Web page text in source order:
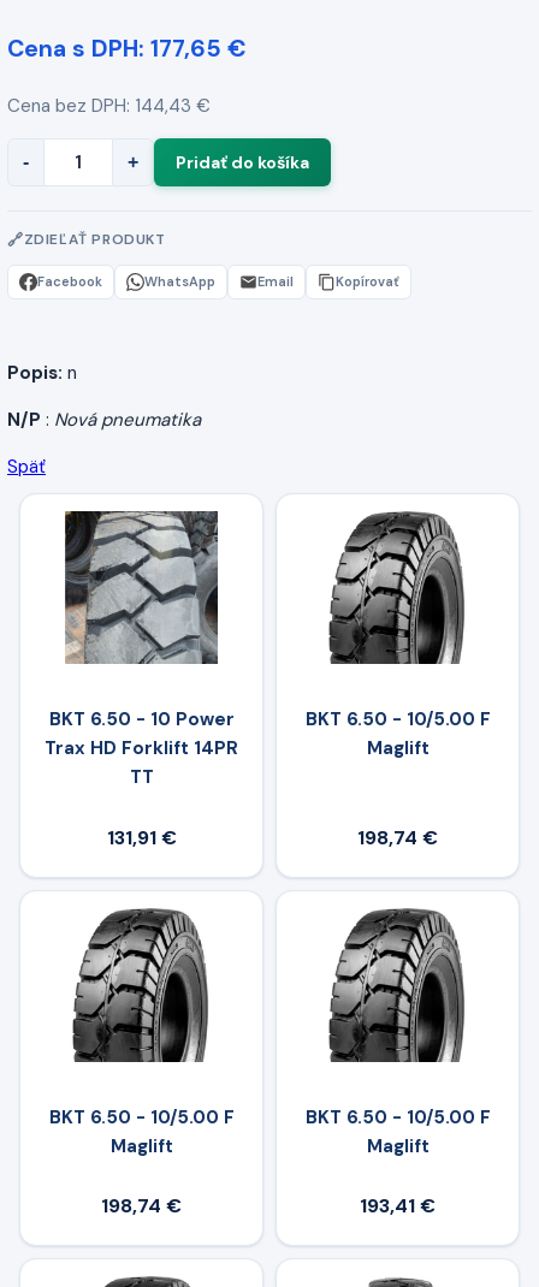
Cena s DPH: 177,65 €
Cena bez DPH: 144,43 €
- +
ZDIEĽAŤ PRODUKT
Facebook WhatsApp Email Kopírovať
Popis: n
N/P : Nová pneumatika
Späť
BKT 6.50 - 10 Power
Trax HD Forklift 14PR
TT
131,91 €
BKT 6.50 - 10/5.00 F
Maglift
198,74 €
BKT 6.50 - 10/5.00 F
Maglift
198,74 €
BKT 6.50 - 10/5.00 F
Maglift
193,41 €